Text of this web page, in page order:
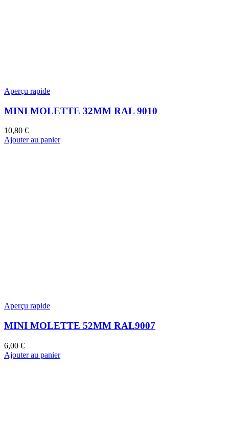
Aperçu rapide
MINI MOLETTE 32MM RAL 9010
10,80 €
Ajouter au panier
Aperçu rapide
MINI MOLETTE 52MM RAL9007
6,00 €
Ajouter au panier